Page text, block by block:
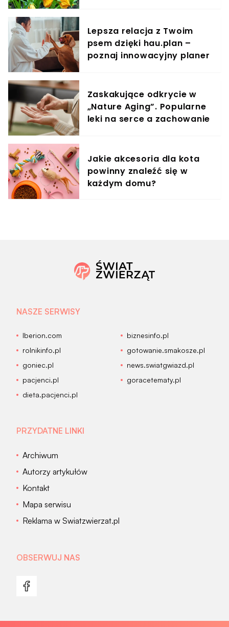
Lepsza relacja z Twoim
psem dzięki hau.plan –
poznaj innowacyjny planer
Zaskakujące odkrycie w
„Nature Aging”. Popularne
leki na serce a zachowanie
Jakie akcesoria dla kota
powinny znaleźć się w
każdym domu?
NASZE SERWISY
Iberion.com
biznesinfo.pl
rolnikinfo.pl
gotowanie.smakosze.pl
goniec.pl
news.swiatgwiazd.pl
pacjenci.pl
goracetematy.pl
dieta.pacjenci.pl
PRZYDATNE LINKI
Archiwum
Autorzy artykułów
Kontakt
Mapa serwisu
Reklama w Swiatzwierzat.pl
OBSERWUJ NAS